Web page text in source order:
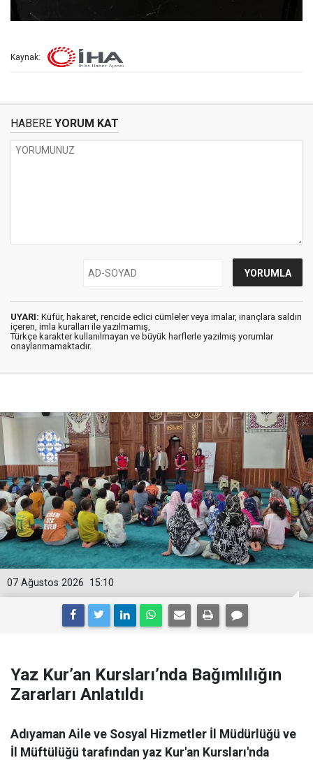
Kaynak:
HABERE YORUM KAT
UYARI: Küfür, hakaret, rencide edici cümleler veya imalar, inançlara saldırı
içeren, imla kuralları ile yazılmamış,
Türkçe karakter kullanılmayan ve büyük harflerle yazılmış yorumlar
onaylanmamaktadır.
15:10
07 Ağustos 2026
Yaz Kur’an Kursları’nda Bağımlılığın
Zararları Anlatıldı
Adıyaman Aile ve Sosyal Hizmetler İl Müdürlüğü ve
İl Müftülüğü tarafından yaz Kur'an Kursları'nda